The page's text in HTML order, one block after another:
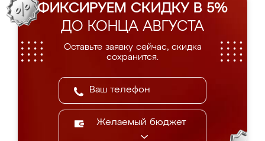
ФИКСИРУЕМ СКИДКУ В 5%
ДО КОНЦА АВГУСТА
Оставьте заявку сейчас, скидка
сохранится.
Желаемый бюджет